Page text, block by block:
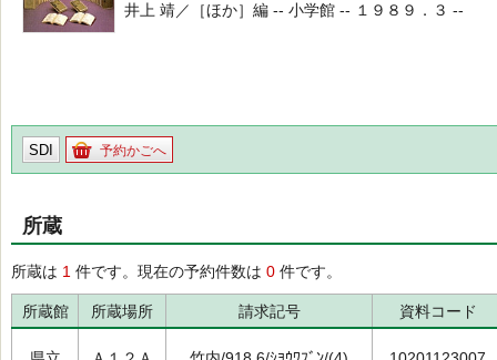
井上 靖／［ほか］編 -- 小学館 -- １９８９．３ --
SDI 予約かごへ
所蔵
所蔵は 1 件です。現在の予約件数は 0 件です。
所蔵館 所蔵場所 請求記号 資料コード